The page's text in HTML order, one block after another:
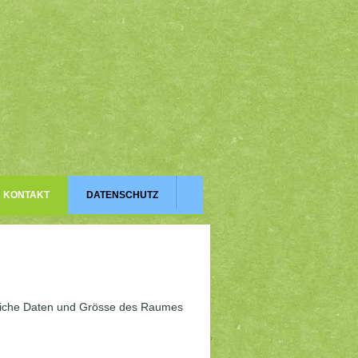
KONTAKT DATENSCHUTZ
Daten und Grösse des Raumes